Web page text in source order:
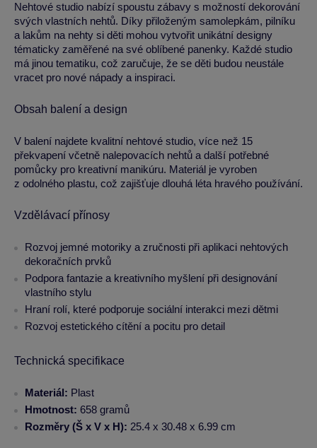
Nehtové studio nabízí spoustu zábavy s možností dekorování
svých vlastních nehtů. Díky přiloženým samolepkám, pilníku
a lakům na nehty si děti mohou vytvořit unikátní designy
tématicky zaměřené na své oblíbené panenky. Každé studio
má jinou tematiku, což zaručuje, že se děti budou neustále
vracet pro nové nápady a inspiraci.
Obsah balení a design
V balení najdete kvalitní nehtové studio, více než 15
překvapení včetně nalepovacích nehtů a další potřebné
pomůcky pro kreativní manikúru. Materiál je vyroben
z odolného plastu, což zajišťuje dlouhá léta hravého používání.
Vzdělávací přínosy
Rozvoj jemné motoriky a zručnosti při aplikaci nehtových
dekoračních prvků
Podpora fantazie a kreativního myšlení při designování
vlastního stylu
Hraní rolí, které podporuje sociální interakci mezi dětmi
Rozvoj estetického cítění a pocitu pro detail
Technická specifikace
Materiál: Plast
Hmotnost: 658 gramů
Rozměry (Š x V x H): 25.4 x 30.48 x 6.99 cm